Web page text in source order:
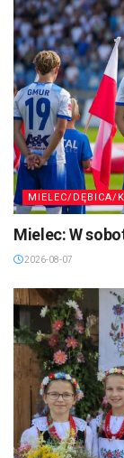
MIELEC/DĘBICA/
Mielec: W
2026-08-07